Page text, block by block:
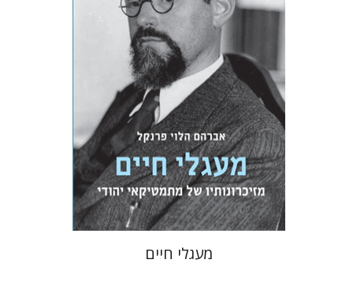
הנחת אתר ספר מודפס
$35
$32
מעגלי חיים